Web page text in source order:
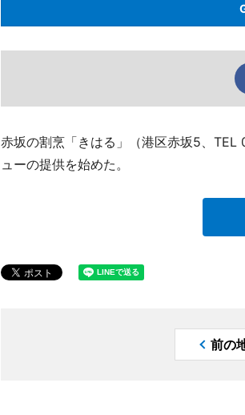
赤坂の割烹「きはる」（港区赤坂5、
ューの提供を始めた。
前の